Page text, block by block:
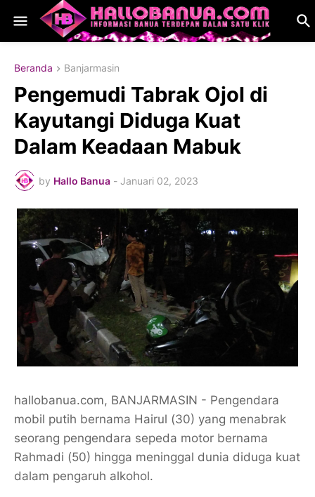
Beranda Banjarmasin
Pengemudi Tabrak Ojol di
Kayutangi Diduga Kuat
Dalam Keadaan Mabuk
by Hallo Banua - Januari 02, 2023
hallobanua.com, BANJARMASIN - Pengendara
mobil putih bernama Hairul (30) yang menabrak
seorang pengendara sepeda motor bernama
Rahmadi (50) hingga meninggal dunia diduga kuat
dalam pengaruh alkohol.